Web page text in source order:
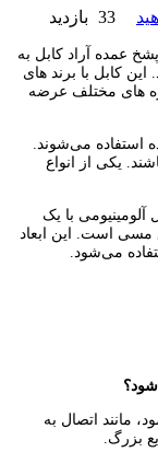
33 بازدید
پشخ عمده آراد کابل به
کابل با برند های
های مختلف عرضه
استفاده می‌شوند.
یکی از انواع
کابل آلومینیومی با یک
رشته 185 میلیمتر مربع مسی است. این ابعاد
می‌شود.
مانند اتصال به
بزرگ.